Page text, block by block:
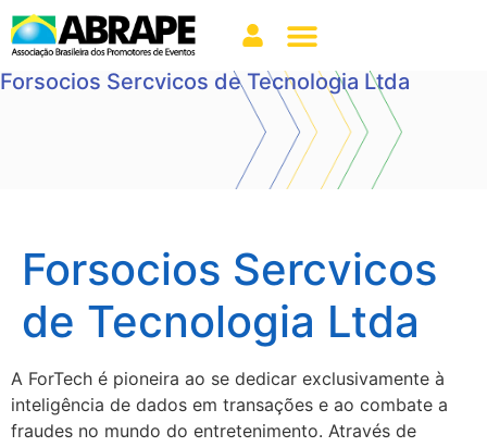
Forsocios Sercvicos de Tecnologia Ltda
Forsocios Sercvicos
de Tecnologia Ltda
A ForTech é pioneira ao se dedicar exclusivamente à
inteligência de dados em transações e ao combate a
fraudes no mundo do entretenimento. Através de